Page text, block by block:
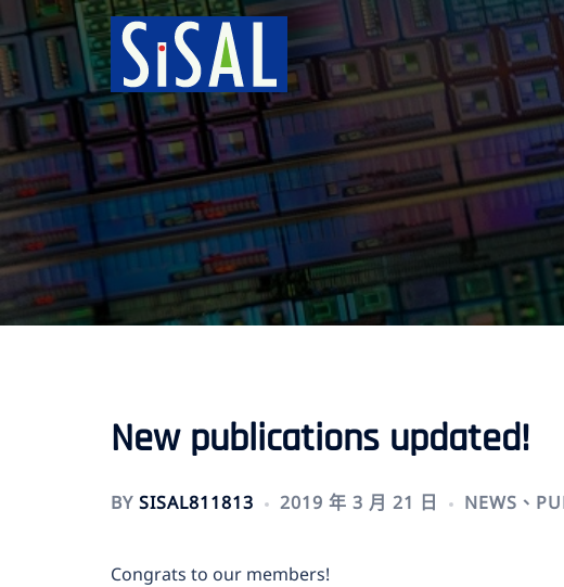
至
主
要
容
New publications updated!
BY SISAL811813 2019 年 3 月 21 日 NEWS、
Congrats to our members!